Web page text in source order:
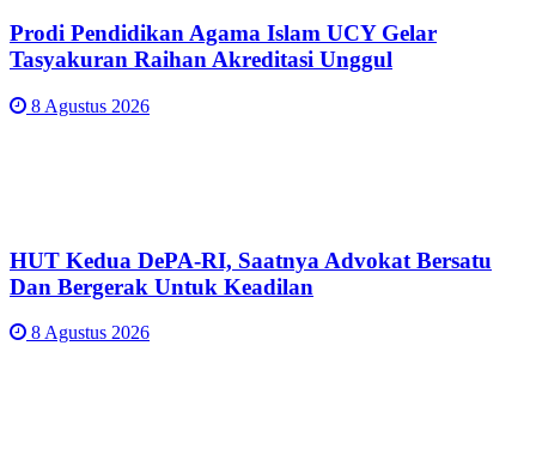
Prodi Pendidikan Agama Islam UCY Gelar
Tasyakuran Raihan Akreditasi Unggul
8 Agustus 2026
HUT Kedua DePA-RI, Saatnya Advokat Bersatu
Dan Bergerak Untuk Keadilan
8 Agustus 2026